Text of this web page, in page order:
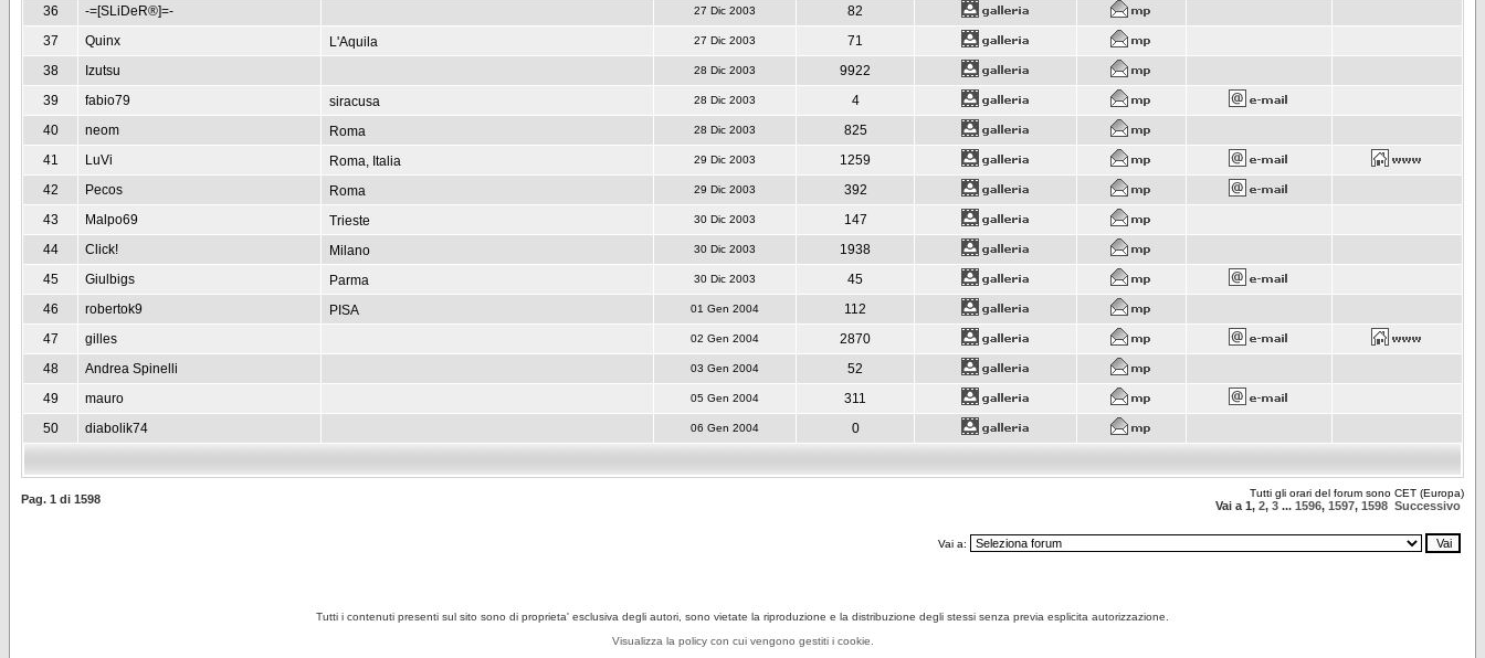
36
-=[SLiDeR®]=- 27 Dic 2003
82
37
Quinx L'Aquila 27 Dic 2003
71
38
Izutsu 28 Dic 2003
9922
39
fabio79 siracusa 28 Dic 2003
4
40
neom Roma 28 Dic 2003
825
41
LuVi Roma, Italia 29 Dic 2003
1259
42
Pecos Roma 29 Dic 2003
392
43
Malpo69 Trieste 30 Dic 2003
147
44
Click! Milano 30 Dic 2003
1938
45
Giulbigs Parma 30 Dic 2003
45
46
robertok9 PISA 01 Gen 2004
112
47
gilles 02 Gen 2004
2870
48
Andrea Spinelli 03 Gen 2004
52
49
mauro 05 Gen 2004
311
50
diabolik74 06 Gen 2004 0
Pag. 1 di 1598 Tutti gli orari del forum sono CET (Europa)
Vai a 1, 2, 3 ... 1596, 1597, 1598 Successivo
Vai a:
Tutti i contenuti presenti sul sito sono di proprieta' esclusiva degli autori, sono vietate la riproduzione e la distribuzione degli stessi senza previa esplicita autorizzazione.
Visualizza la policy con cui vengono gestiti i cookie.